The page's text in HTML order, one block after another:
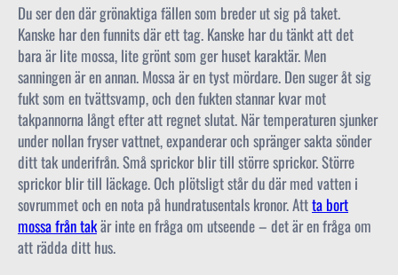
Du ser den där grönaktiga fällen som breder ut sig på taket.
Kanske har den funnits där ett tag. Kanske har du tänkt att det
bara är lite mossa, lite grönt som ger huset karaktär. Men
sanningen är en annan. Mossa är en tyst mördare. Den suger åt sig
fukt som en tvättsvamp, och den fukten stannar kvar mot
takpannorna långt efter att regnet slutat. När temperaturen sjunker
under nollan fryser vattnet, expanderar och spränger sakta sönder
ditt tak underifrån. Små sprickor blir till större sprickor. Större
sprickor blir till läckage. Och plötsligt står du där med vatten i
sovrummet och en nota på hundratusentals kronor. Attta bort
mossa från takär inte en fråga om utseende – det är en fråga om
att rädda ditt hus.